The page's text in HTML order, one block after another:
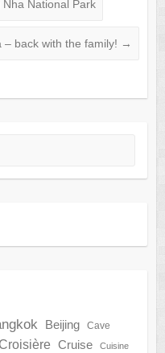
National Park
– back with the family! →
Beijing Cave
Croisière Cruise Cuisine